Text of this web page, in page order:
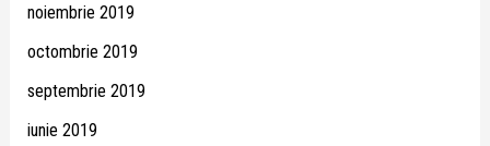
noiembrie 2019
octombrie 2019
septembrie 2019
iunie 2019